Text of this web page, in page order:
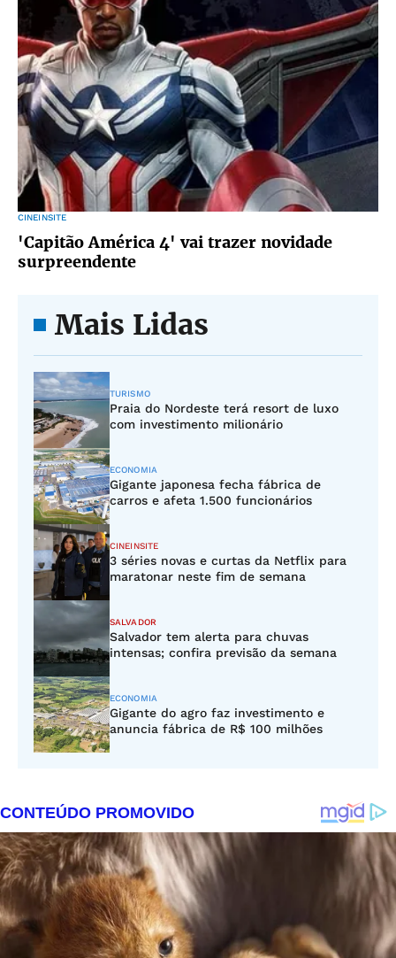
CINEINSITE
'Capitão América 4' vai trazer novidade
surpreendente
Mais Lidas
TURISMO
Praia do Nordeste terá resort de luxo
com investimento milionário
ECONOMIA
Gigante japonesa fecha fábrica de
carros e afeta 1.500 funcionários
CINEINSITE
3 séries novas e curtas da Netflix para
maratonar neste fim de semana
SALVADOR
Salvador tem alerta para chuvas
intensas; confira previsão da semana
ECONOMIA
Gigante do agro faz investimento e
anuncia fábrica de R$ 100 milhões